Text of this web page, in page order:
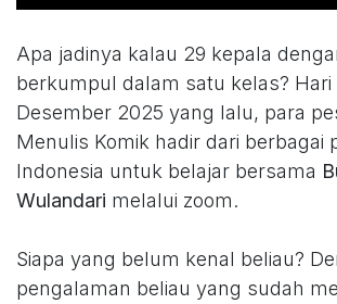
Apa jadinya kalau 29 kepala
berkumpul dalam satu kelas? Hari
Desember 2025 yang lalu, para
Menulis Komik hadir dari berbagai
Indonesia untuk belajar bersama
Wulandari melalui zoom.
Siapa yang belum kenal beliau?
pengalaman beliau yang sudah